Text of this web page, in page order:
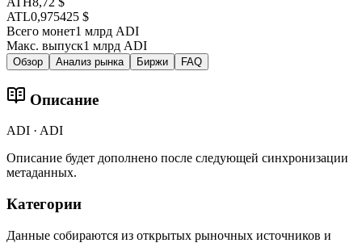
ATL0,975425 $
Всего монет1 млрд ADI
Макс. выпуск1 млрд ADI
Обзор Анализ рынка Биржи FAQ
Описание
ADI · ADI
Описание будет дополнено после следующей синхронизации
метаданных.
Категории
Данные собираются из открытых рыночных источников и